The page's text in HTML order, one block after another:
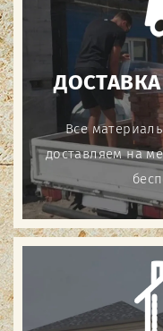
Все
доставляем на